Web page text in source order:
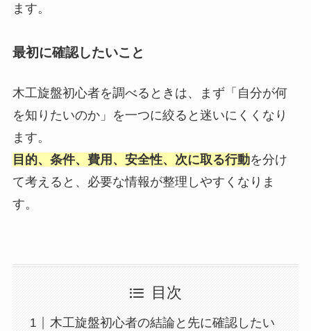
ます。
最初に確認したいこと
木工旋盤初心者を調べるときは、まず「自分が何
を知りたいのか」を一つに絞ると迷いにくくなり
ます。
目的、条件、費用、安全性、次に取る行動を分け
て考えると、必要な情報が整理しやすくなりま
す。
目次
木工旋盤初心者の結論と先に確認したい